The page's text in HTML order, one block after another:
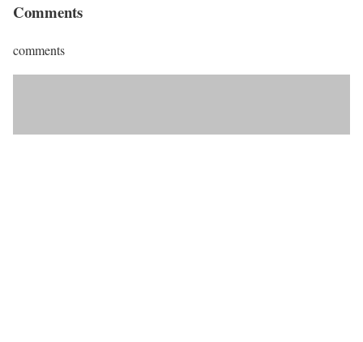
Comments
comments